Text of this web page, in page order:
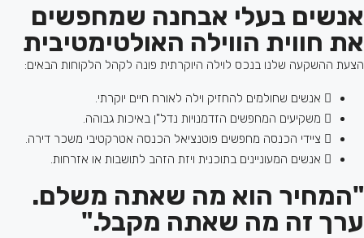
אנשים בעלי אבחנה שמחפשים
את חווית הווילה האולטימטיבית
הצעת ההשקעה שלנו בנכס לוילה היוקרתית פונה לקהל הלקוחות הבאים:
אנשים שחולמים להחזיק וילה לאורח חיים יוקרתי.
משקיעים המחפשים הזדמנויות נדל"ן באיכות גבוהה.
ציידי הכנסה מחפשים פוטנציאל הכנסה אטרקטיבי משכר דירה.
אנשים המעוניינים בתוכנית ויזת הזהב לתושבות או אזרחות.
"המחיר הוא מה שאתה משלם.
ערך זה מה שאתה מקבל."